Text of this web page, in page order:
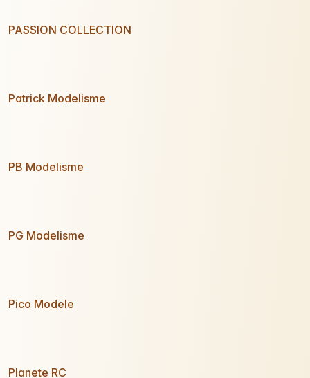
PASSION COLLECTION
Patrick Modelisme
PB Modelisme
PG Modelisme
Pico Modele
Planete RC